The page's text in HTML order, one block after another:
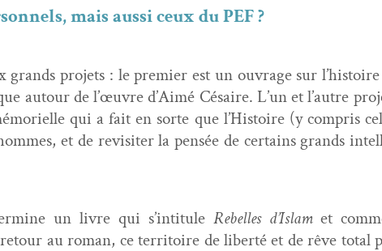
mais aus­si ceux du PEF ?
grands pro­jets : le pre­mier est un ouvrage sur
autour de l’œuvre d’Aimé Césaire. L’un et l’autre
qui a fait en sorte que l’Histoire (y com­pris
et de revis­iter la pen­sée de cer­tains grands
un livre qui s’intitule Rebelles d’Islamet
au roman, ce ter­ri­toire de lib­erté et de rêve total